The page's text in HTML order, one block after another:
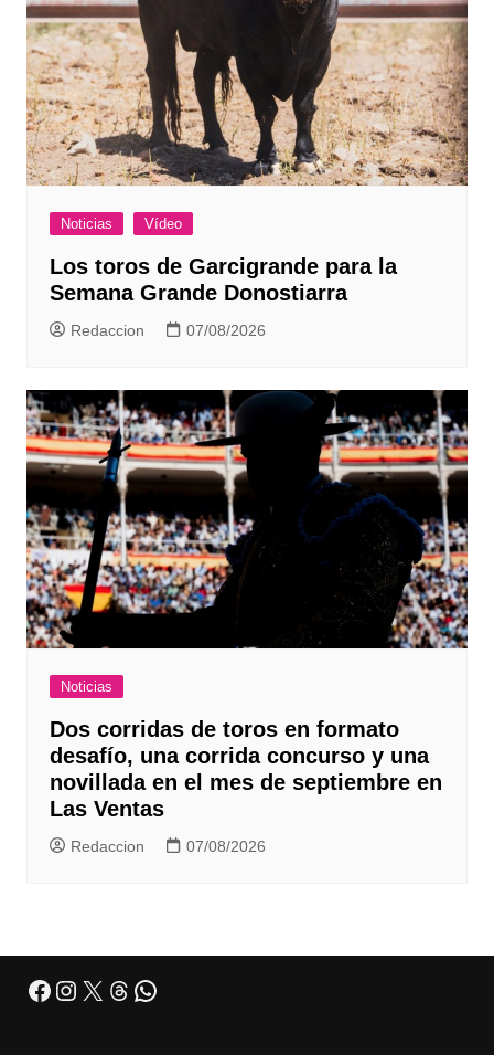
Noticias Vídeo
Los toros de Garcigrande para la
Semana Grande Donostiarra
Redaccion 07/08/2026
Noticias
Dos corridas de toros en formato
desafío, una corrida concurso y una
novillada en el mes de septiembre en
Las Ventas
Redaccion 07/08/2026
Facebook Instagram X Threads WhatsApp